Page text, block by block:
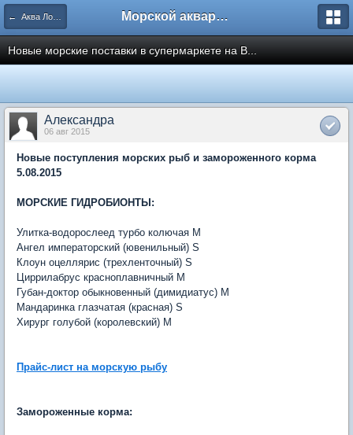
← Аква Лого. Аквариумные салоны и супермаркеты. Морской аквариум. Форумы ReefCentral.ru
Новые морские поставки в супермаркете на В...
Александра
06 авг 2015
Новые поступления морских рыб и замороженного корма
5.08.2015
МОРСКИЕ ГИДРОБИОНТЫ:
Улитка-водорослеед турбо колючая M
Ангел императорский (ювенильный) S
Клоун оцеллярис (трехленточный) S
Циррилабрус красноплавничный M
Губан-доктор обыкновенный (димидиатус) M
Мандаринка глазчатая (красная) S
Хирург голубой (королевский) M
Прайс-лист на морскую рыбу
Замороженные корма: